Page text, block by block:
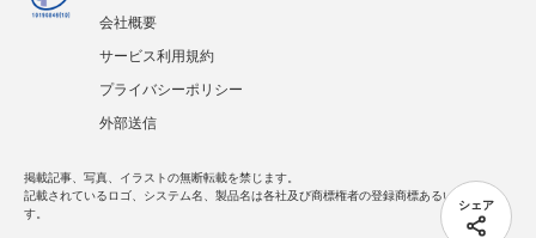
シェア
会社概要
サービス利用規約
プライバシーポリシー
外部送信
掲載記事、写真、イラストの無断転載を禁じます。
記載されているロゴ、システム名、製品名は各社及び商標権者の登録商標あるいは商標で
す。